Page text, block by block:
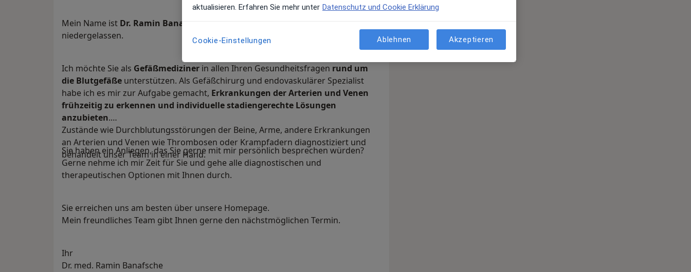
Mein Name ist Dr. Ramin Banafsche
niedergelassen.
Ich möchte Sie als Gefäßmediziner in allen Ihren Gesundheitsfragen rund um
die Blutgefäße unterstützen. Als Gefäßchirurg und endovaskulärer Spezialist
habe ich es mir zur Aufgabe gemacht, Erkrankungen der Arterien und Venen
frühzeitig zu erkennen und individuelle stadiengerechte Lösungen
anzubieten.
Zustände wie Durchblutungsstörungen der Beine, Arme, andere Erkrankungen
an Arterien und Venen wie Thrombosen oder Krampfadern diagnostiziert und
behandelt unser Team in einer Hand.
Sie haben ein Anliegen, das Sie gerne mit mir persönlich besprechen würden?
Gerne nehme ich mir Zeit für Sie und gehe alle diagnostischen und
therapeutischen Optionen mit Ihnen durch.
Sie erreichen uns am besten über unsere Homepage.
Mein freundliches Team gibt Ihnen gerne den nächstmöglichen Termin.
Ihr
Dr. med. Ramin Banafsche
aktualisieren. Erfahren Sie mehr unter Datenschutz und Cookie Erklärung
Cookie-Einstellungen Ablehnen Akzeptieren